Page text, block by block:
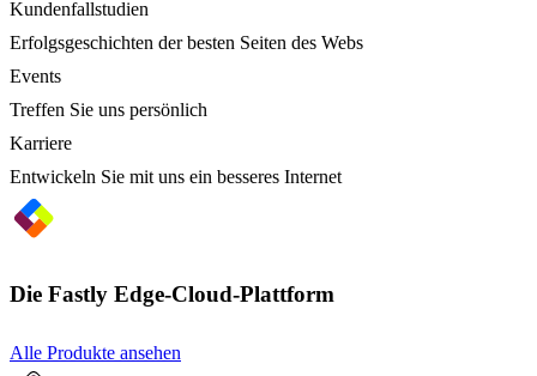
Kundenfallstudien
Erfolgsgeschichten der besten Seiten des Webs
Events
Treffen Sie uns persönlich
Karriere
Entwickeln Sie mit uns ein besseres Internet
Die Fastly Edge-Cloud-Plattform
Alle Produkte ansehen